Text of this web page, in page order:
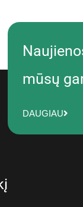
mūsų
DAUGIAU